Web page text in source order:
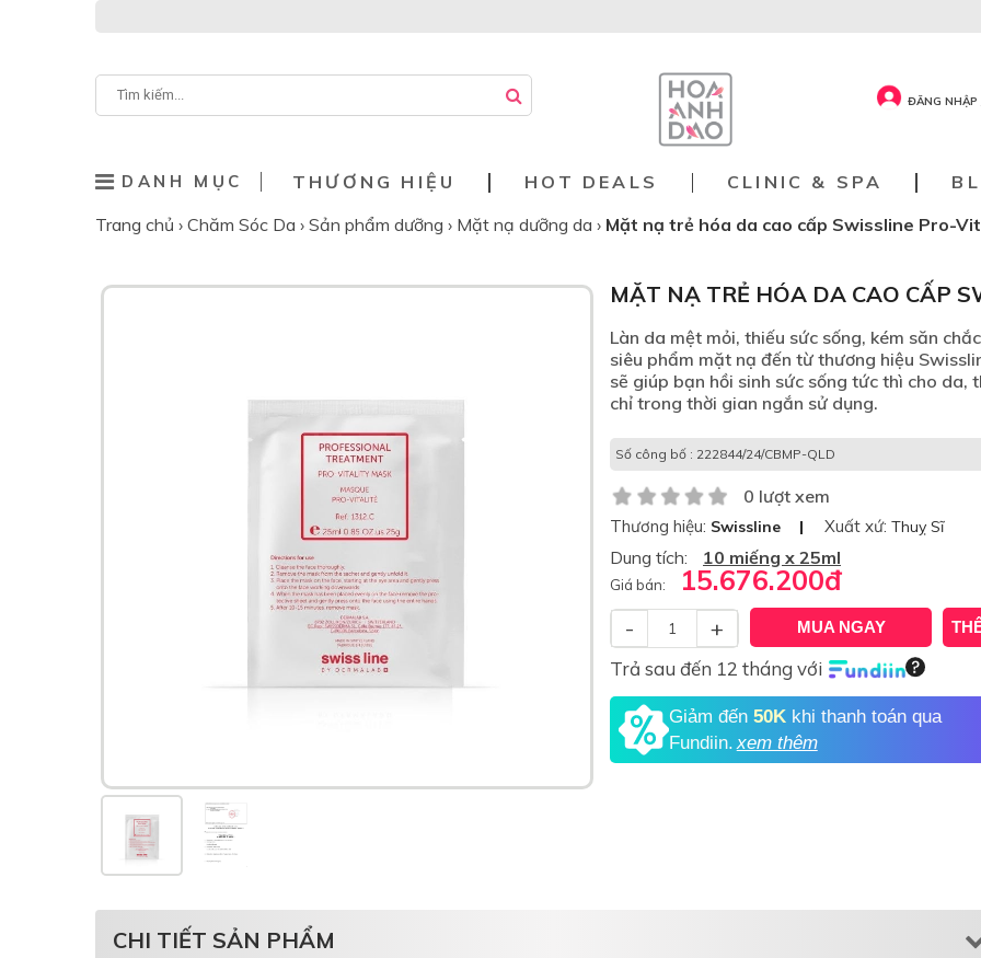
ĐĂNG NHẬP
DANH MỤC THƯƠNG HIỆU HOT DEALS CLINIC & SPA
Trang chủ › Chăm Sóc Da › Sản phẩm dưỡng › Mặt nạ dưỡng da › Mặt nạ trẻ hóa da cao cấp Swissline Pro-
MẶT NẠ TRẺ HÓA DA CAO CẤP
Làn da mệt mỏi, thiếu sức sống, kém săn
siêu phẩm mặt nạ đến từ thương hiệu
sẽ giúp bạn hồi sinh sức sống tức thì cho
chỉ trong thời gian ngắn sử dụng.
Số công bố : 222844/24/CBMP-QLD
0 lượt xem
Thương hiệu: Swissline Xuất xứ: Thuỵ Sĩ
Dung tích: 10 miếng x 25ml
Giá bán: 15.676.200đ
- + MUA NGAY
Trả sau đến 12 tháng với
Giảm đến 50K khi thanh toán qua
Fundiin. xem thêm
CHI TIẾT SẢN PHẨM